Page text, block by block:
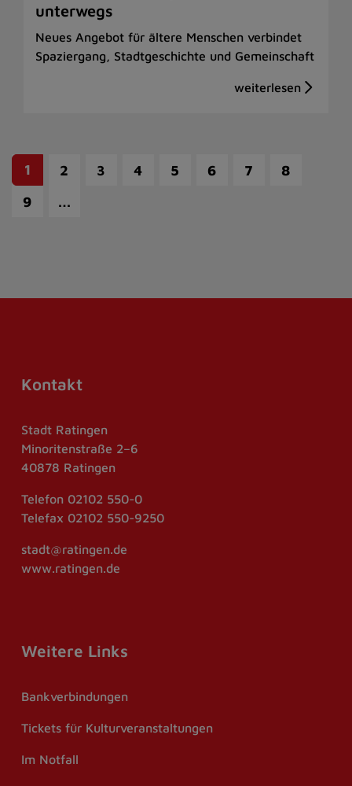
unterwegs
Neues Angebot für ältere Menschen verbindet
Spaziergang, Stadtgeschichte und Gemeinschaft
1 2 3 4 5 6 7
8
9
…
Kontakt
Stadt Ratingen
Minoritenstraße 2–6
40878 Ratingen
Telefon 02102 550-0
Telefax 02102 550-9250
stadt@ratingen.de
www.ratingen.de
Weitere Links
Bankverbindungen
Tickets für Kulturveranstaltungen
Im Notfall